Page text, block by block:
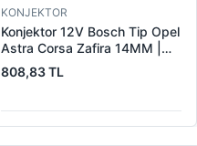
KONJEKTOR
Konjektor 12V Bosch Tip Opel
Astra Corsa Zafira 14MM |
YUNYI 04-024 | OEM
0031541506 1204289
808,83 TL